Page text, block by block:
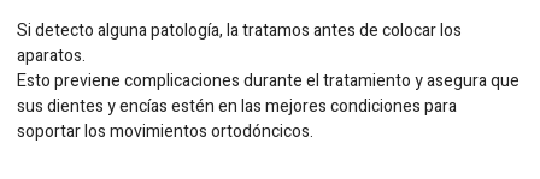
Si detecto alguna patología, la tratamos antes de colocar los
aparatos.
Esto previene complicaciones durante el tratamiento y asegura que
sus dientes y encías estén en las mejores condiciones para
soportar los movimientos ortodóncicos.